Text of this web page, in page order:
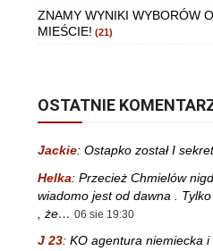
ZNAMY WYNIKI WYBORÓW
MIEŚCIE! (21)
OSTATNIE
Jackie: Ostapko został I
Helka: Przecież Chmielów
wiadomo jest od dawna .
, że… 06 sie 19:30
J 23: KO agentura niemiecka